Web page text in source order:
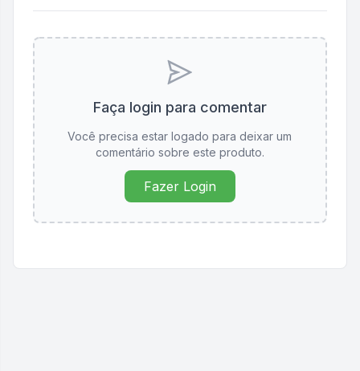
Faça login para comentar
Você precisa estar logado para deixar um
comentário sobre este produto.
Fazer Login